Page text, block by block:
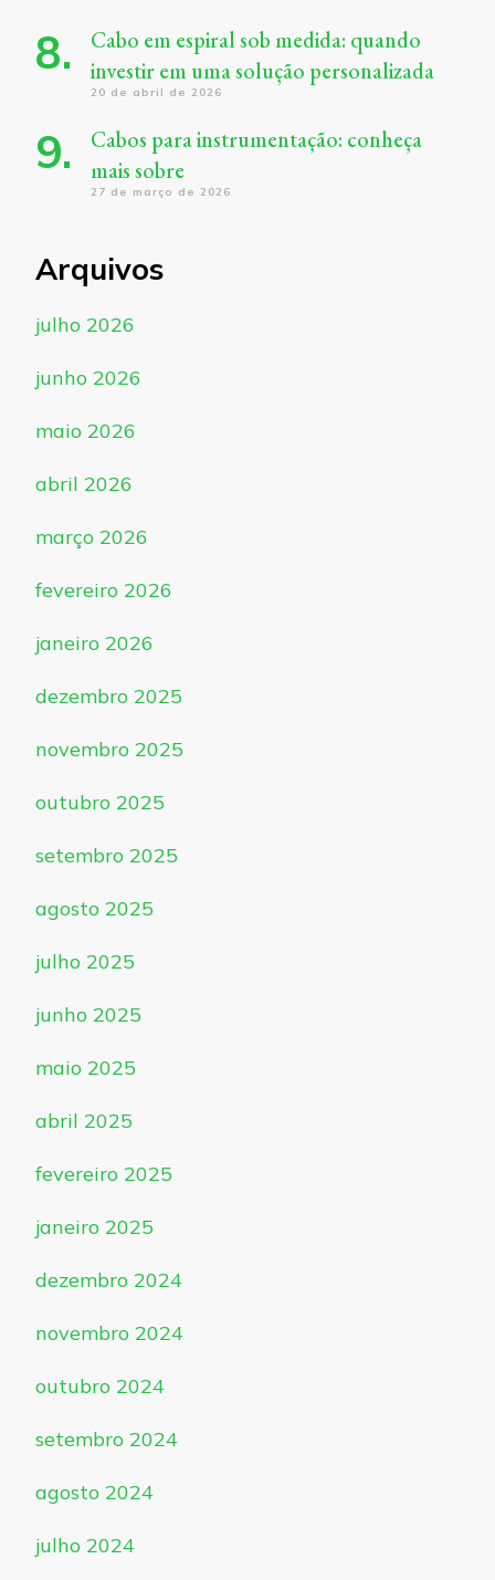
Cabo em espiral sob medida: quando
investir em uma solução personalizada
20 de abril de 2026
Cabos para instrumentação: conheça
mais sobre
27 de março de 2026
Arquivos
julho 2026
junho 2026
maio 2026
abril 2026
março 2026
fevereiro 2026
janeiro 2026
dezembro 2025
novembro 2025
outubro 2025
setembro 2025
agosto 2025
julho 2025
junho 2025
maio 2025
abril 2025
fevereiro 2025
janeiro 2025
dezembro 2024
novembro 2024
outubro 2024
setembro 2024
agosto 2024
julho 2024